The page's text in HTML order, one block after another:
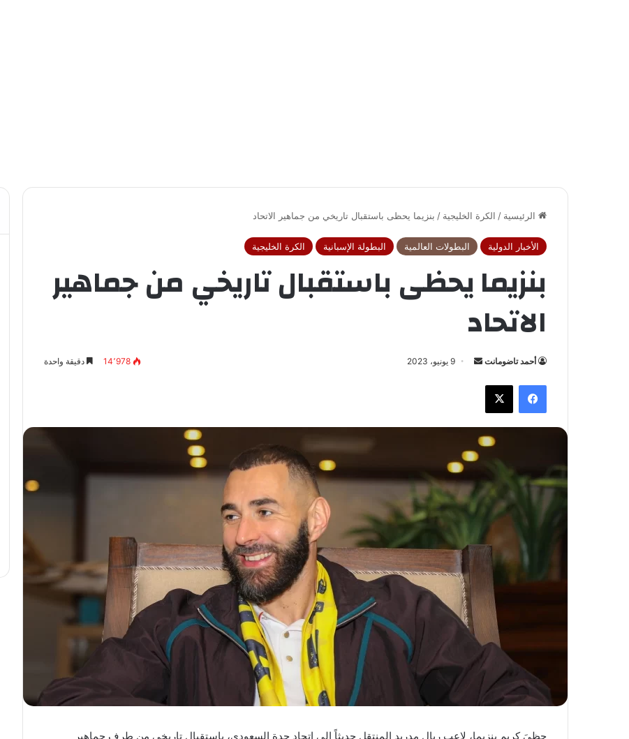
الرئيسية / الكرة الخليجية / بنزيما يحظى باستقبال تاريخي من جماهير الاتحاد
الأخبار الدولية البطولات العالمية البطولة الإسبانية الكرة الخليجية
بنزيما يحظى باستقبال تاريخي من جماهير
الاتحاد
أحمد تاضومانت
ب
ي
إ
ك
ن
ي
9 يونيو، 2023 14٬978 دقيقة واحدة
فيسبوك
حظيَ كريم بنزيما، لاعب ريال مدريد المنتقل حديثاً إلى اتحاد جدة السعودي، باستقبال تاريخي من طرف جماهير